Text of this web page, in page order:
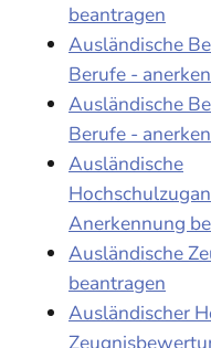
beantragen
Ausländische
Berufe -
Ausländische
Berufe -
Ausländische
Anerkennung
Ausländische
beantragen
Ausländischer